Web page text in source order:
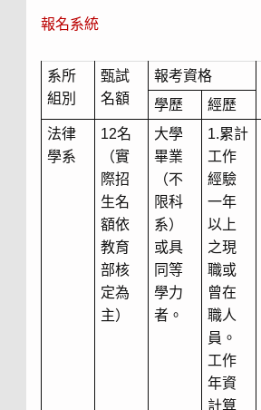
報名系統
系所
組別
甄試
名額
報考資格
學歷
經歷
法律
學系
12名
（實
際招
生名
額依
教育
部核
定為
主）
大學
畢業
（不
限科
系）
或具
同等
學力
者。
1.累計
工作
經驗
一年
以上
之現
職或
曾在
職人
員。
工作
年資
計算